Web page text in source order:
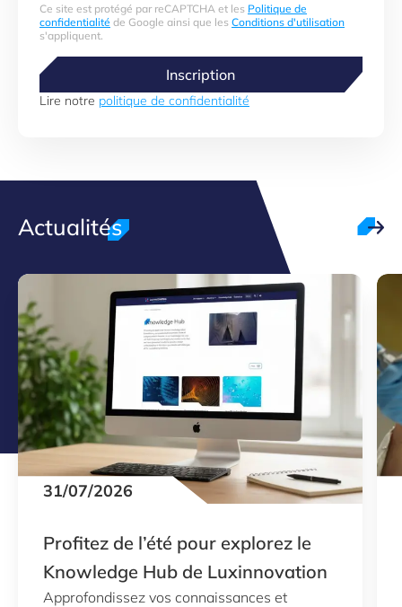
Ce site est protégé par reCAPTCHA et les Politique de
confidentialité de Google ainsi que les Conditions d'utilisation
s'appliquent.
Inscription
Lire notre politique de confidentialité
Actualités
31/07/2026
Profitez de l’été pour explorez le
Knowledge Hub de Luxinnovation
Approfondissez vos connaissances et